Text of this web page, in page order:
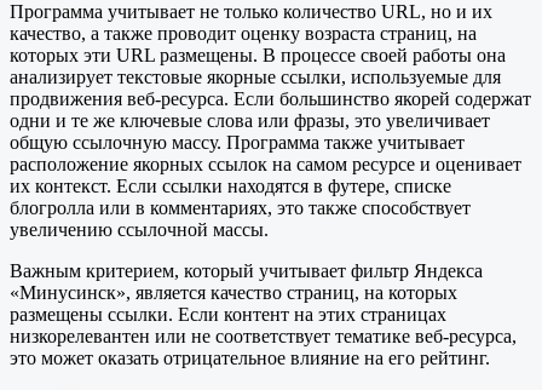
Программа учитывает не только количество URL, но и их
качество, а также проводит оценку возраста страниц, на
которых эти URL размещены. В процессе своей работы она
анализирует текстовые якорные ссылки, используемые для
продвижения веб-ресурса. Если большинство якорей содержат
одни и те же ключевые слова или фразы, это увеличивает
общую ссылочную массу. Программа также учитывает
расположение якорных ссылок на самом ресурсе и оценивает
их контекст. Если ссылки находятся в футере, списке
блогролла или в комментариях, это также способствует
увеличению ссылочной массы.
Важным критерием, который учитывает фильтр Яндекса
«Минусинск», является качество страниц, на которых
размещены ссылки. Если контент на этих страницах
низкорелевантен или не соответствует тематике веб-ресурса,
это может оказать отрицательное влияние на его рейтинг.